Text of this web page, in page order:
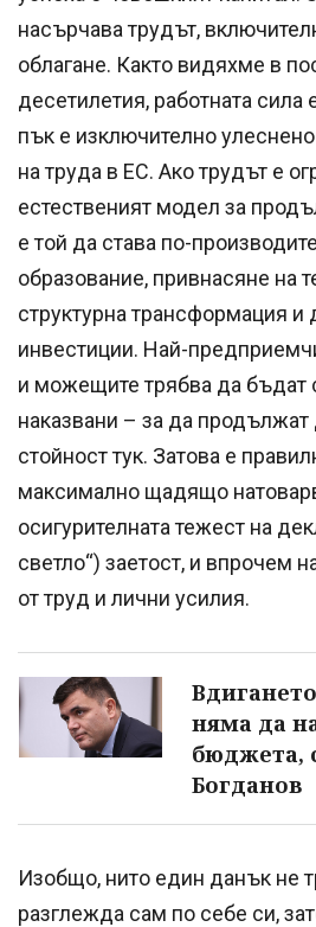
насърчава трудът,
облагане. Както видяхме в
десетилетия, работната сила
пък е изключително
на труда в ЕС. Ако трудът е
естественият модел за
е той да става по-
образование, привнасяне на
структурна трансформация и
инвестиции. Най-
и можещите трябва да бъдат
наказвани – за да
стойност тук. Затова е
максимално щадящо
осигурителната тежест на
светло“) заетост, и впрочем
от труд и лични усилия.
няма да
бюджета,
Богданов
Изобщо, нито един данък не
разглежда сам по себе си,